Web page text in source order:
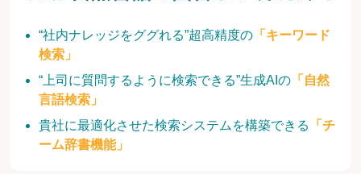
“社内ナレッジをググれる”超高精度の 「キーワード
検索」
“上司に質問するように検索できる”生成AIの 「自然
言語検索」
貴社に最適化させた検索システムを構築できる
「チ
ーム辞書機能」